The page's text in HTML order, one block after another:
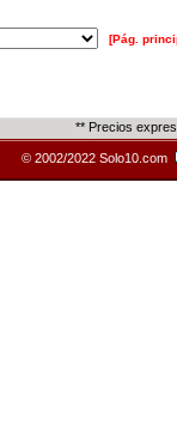
[Pág.
** Precios
© 2002/2022 Solo10.com